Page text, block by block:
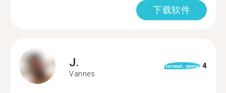
下载软件
J.
Vannes
format_quote 4